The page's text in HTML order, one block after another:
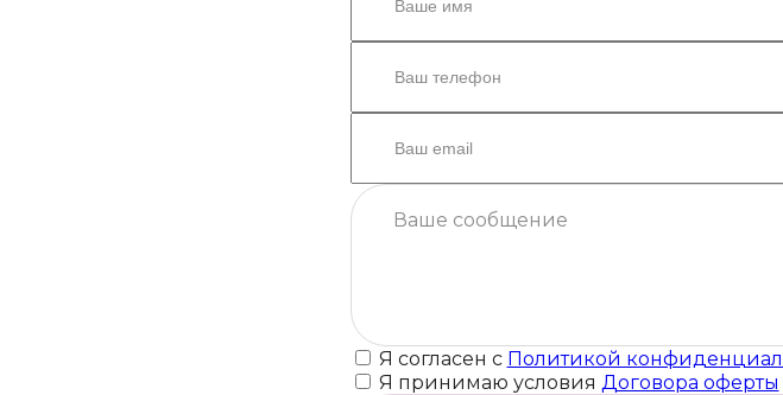
Я согласен с Политикой
Я принимаю условия Договора оферты